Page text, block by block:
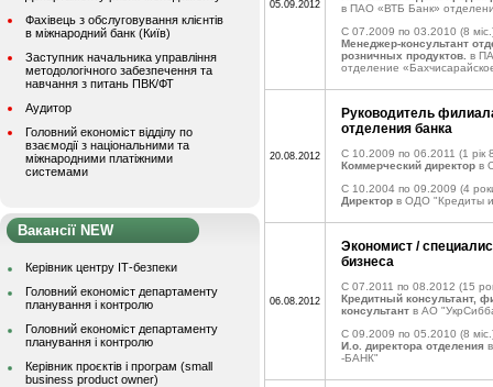
Фахівець з обслуговування клієнтів
в міжнародний банк (Київ)
Заступник начальника управління
методологічного забезпечення та
навчання з питань ПВК/ФТ
Аудитор
Головний економіст відділу по
взаємодії з національними та
міжнародними платіжними
системами
Вакансії NEW
Керівник центру ІТ-безпеки
Головний економіст департаменту
планування і контролю
Головний економіст департаменту
планування і контролю
Керівник проєктів і програм (small
business product owner)
05.09.2012
в ПАО «ВТБ Банк»
C 07.2009 по 03.2010 (8
Менеджер-консультант
розничных продуктов. в
отделение
20.08.2012
Руководитель
отделения банка
C 10.2009 по 06.2011 (1 рік
Коммерческий директор в
C 10.2004 по 09.2009 (4
Директор в ОДО "Кредиты
06.08.2012
Экономист /
бизнеса
C 07.2011 по 08.2012 (15
Кредитный консультант,
консультант в АО
C 09.2009 по 05.2010 (8
И.о. директора отделения
-БАНК"